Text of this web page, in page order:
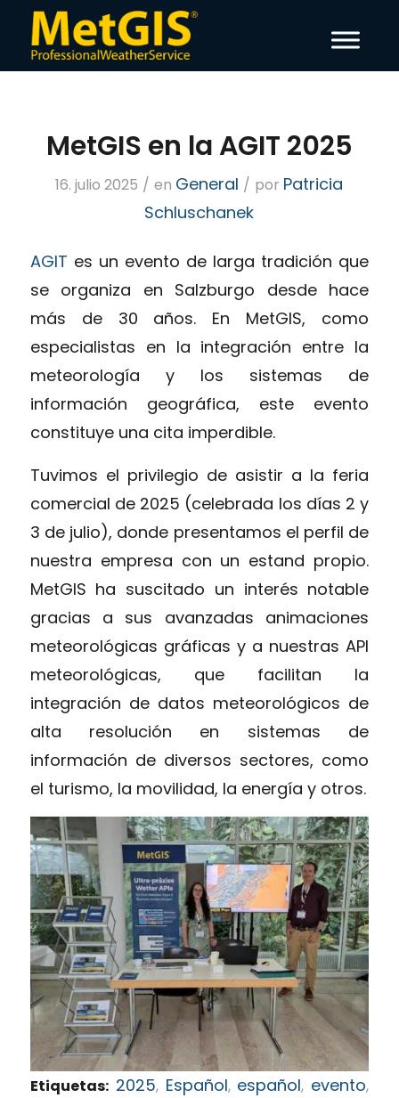
MetGIS en la AGIT 2025
16. julio 2025 / en General / por Patricia
Schluschanek
AGIT es un evento de larga tradición que
se organiza en Salzburgo desde hace
más de 30 años. En MetGIS, como
especialistas en la integración entre la
meteorología y los sistemas de
información geográfica, este evento
constituye una cita imperdible.
Tuvimos el privilegio de asistir a la feria
comercial de 2025 (celebrada los días 2 y
3 de julio), donde presentamos el perfil de
nuestra empresa con un estand propio.
MetGIS ha suscitado un interés notable
gracias a sus avanzadas animaciones
meteorológicas gráficas y a nuestras API
meteorológicas, que facilitan la
integración de datos meteorológicos de
alta resolución en sistemas de
información de diversos sectores, como
el turismo, la movilidad, la energía y otros.
Etiquetas: 2025, Español, español, evento,